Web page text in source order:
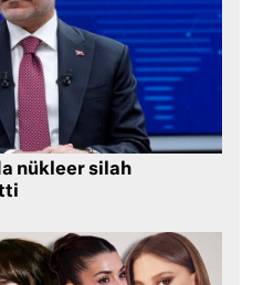
nükleer silah